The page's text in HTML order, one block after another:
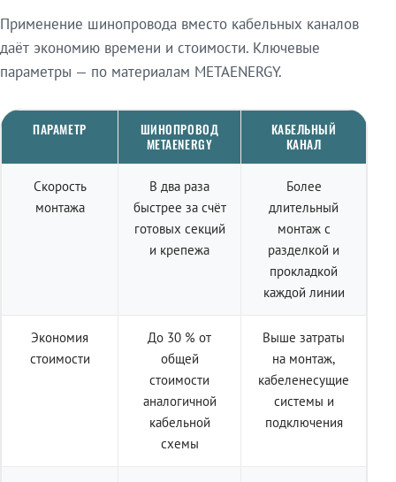
Применение шинопровода вместо кабельных каналов
даёт экономию времени и стоимости. Ключевые
параметры — по материалам METAENERGY.
ПАРАМЕТР
ШИНОПРОВОД
METAENERGY
КАБЕЛЬНЫЙ
КАНАЛ
Скорость
монтажа
В два раза
быстрее за счёт
готовых секций
и крепежа
Более
длительный
монтаж с
разделкой и
прокладкой
каждой линии
Экономия
стоимости
До 30 % от
общей
стоимости
аналогичной
кабельной
схемы
Выше затраты
на монтаж,
кабеленесущие
системы и
подключения